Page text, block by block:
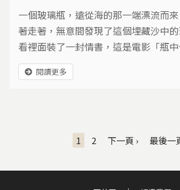
一個玻璃瓶，遠從海的那一端漂流而
著走著，無意間發現了這個埋藏沙中
看裡面裝了一封情書，這是電影「瓶
情，不過來到了現實社會，可就沒有這
你赤著腳，沿著台灣海灘走一圈，有可
閱讀更多
1 2 下一頁 › 最後一